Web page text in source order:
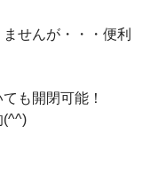
せんが・・・便利
も開閉可能！
(^^)